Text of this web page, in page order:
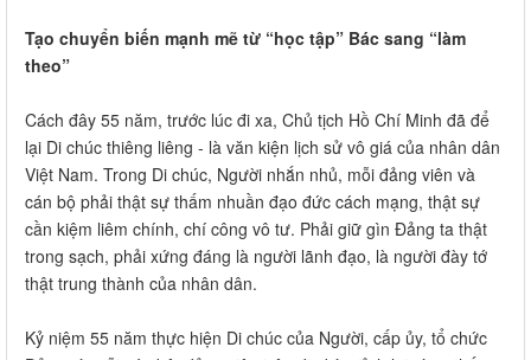
Tạo chuyển biến mạnh mẽ từ “học tập” Bác sang “làm
theo”
Cách đây 55 năm, trước lúc đi xa, Chủ tịch Hồ Chí Minh đã để
lại Di chúc thiêng liêng - là văn kiện lịch sử vô giá của nhân dân
Việt Nam. Trong Di chúc, Người nhắn nhủ, mỗi đảng viên và
cán bộ phải thật sự thấm nhuần đạo đức cách mạng, thật sự
cần kiệm liêm chính, chí công vô tư. Phải giữ gìn Đảng ta thật
trong sạch, phải xứng đáng là người lãnh đạo, là người đày tớ
thật trung thành của nhân dân.
Kỷ niệm 55 năm thực hiện Di chúc của Người, cấp ủy, tổ chức